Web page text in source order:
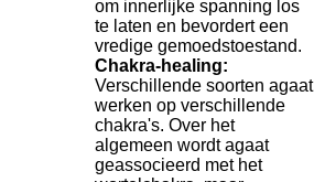
om innerlijke spanning los
te laten en bevordert een
vredige gemoedstoestand.
Chakra-healing:
Verschillende soorten agaat
werken op verschillende
chakra's. Over het
algemeen wordt agaat
geassocieerd met het